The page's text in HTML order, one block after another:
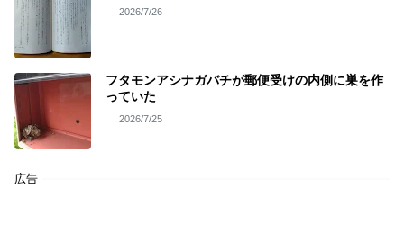
2026/7/26
フタモンアシナガバチが郵便受けの内側に巣を作
っていた
2026/7/25
広告